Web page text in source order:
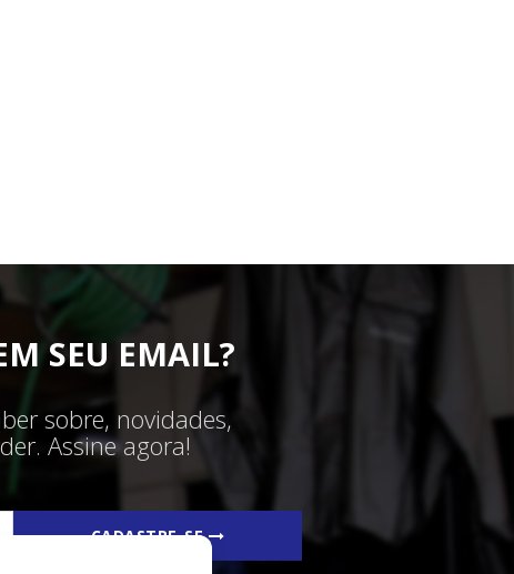
SEU EMAIL?
sobre, novidades,
Assine agora!
CADASTRE-SE